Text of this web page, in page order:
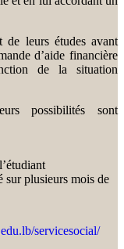
de leurs études avant
d’aide financière
de la situation
possibilités sont
sur plusieurs mois de
servicesocial/